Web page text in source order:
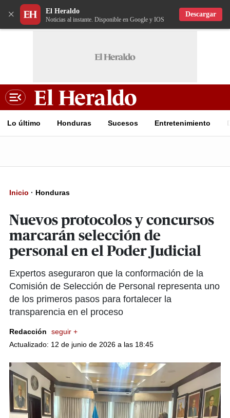
× El Heraldo
Noticias al instante. Disponible en Google y IOS
Descargar
Lo último Honduras Sucesos Entretenimiento
Inicio · Honduras
Nuevos protocolos y concursos
marcarán selección de
personal en el Poder Judicial
Expertos aseguraron que la conformación de la
Comisión de Selección de Personal representa uno
de los primeros pasos para fortalecer la
transparencia en el proceso
Redacción
seguir +
Actualizado: 12 de junio de 2026 a las 18:45